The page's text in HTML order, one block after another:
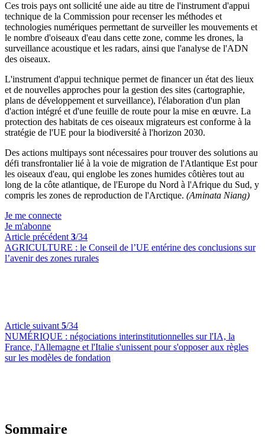
Ces trois pays ont sollicité une aide au titre de l'instrument d'appui
technique de la Commission pour recenser les méthodes et
technologies numériques permettant de surveiller les mouvements et
le nombre d'oiseaux d'eau dans cette zone, comme les drones, la
surveillance acoustique et les radars, ainsi que l'analyse de l'ADN
des oiseaux.
L'instrument d'appui technique permet de financer un état des lieux
et de nouvelles approches pour la gestion des sites (cartographie,
plans de développement et surveillance), l'élaboration d'un plan
d'action intégré et d'une feuille de route pour la mise en œuvre. La
protection des habitats de ces oiseaux migrateurs est conforme à la
stratégie de l'UE pour la biodiversité à l'horizon 2030.
Des actions multipays sont nécessaires pour trouver des solutions au
défi transfrontalier lié à la voie de migration de l'Atlantique Est pour
les oiseaux d'eau, qui englobe les zones humides côtières tout au
long de la côte atlantique, de l'Europe du Nord à l'Afrique du Sud, y
compris les zones de reproduction de l'Arctique. (Aminata Niang)
Je me connecte
Je m'abonne
Article précédent 3/34
AGRICULTURE : le Conseil de l’UE entérine des conclusions sur
l’avenir des zones rurales
Article suivant 5/34
NUMÉRIQUE : négociations interinstitutionnelles sur l'IA, la
France, l'Allemagne et l'Italie s'unissent pour s'opposer aux règles
sur les modèles de fondation
Sommaire